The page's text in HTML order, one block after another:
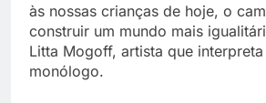
às nossas crianças de hoje, o
construir um mundo mais
Litta Mogoff, artista que
monólogo.